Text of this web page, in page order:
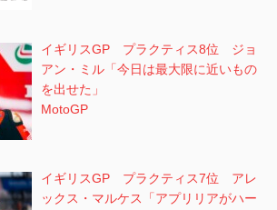
イギリスGP プラクティス8位 ジョ
アン・ミル「今日は最大限に近いもの
を出せた」
MotoGP
イギリスGP プラクティス7位 アレ
ックス・マルケス「アプリリアがハー